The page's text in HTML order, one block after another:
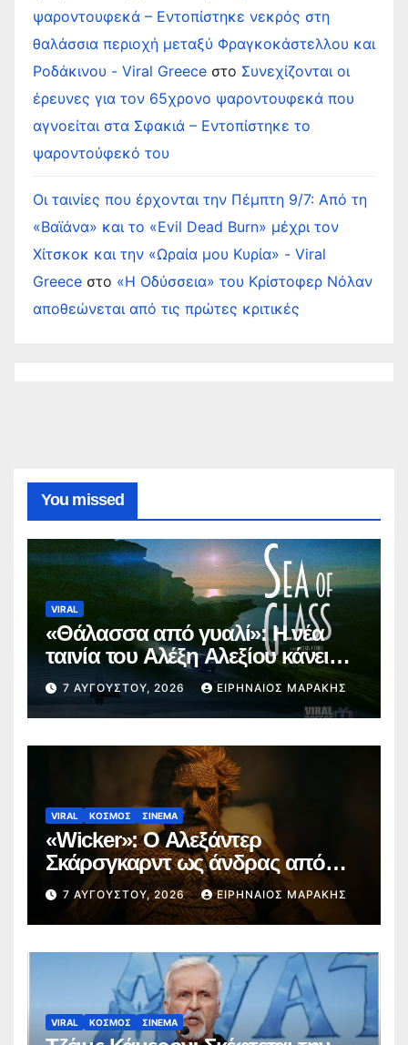
ψαροντουφεκά – Εντοπίστηκε νεκρός στη
θαλάσσια περιοχή μεταξύ Φραγκοκάστελλου και
Ροδάκινου - Viral Greece στο Συνεχίζονται οι
έρευνες για τον 65χρονο ψαροντουφεκά που
αγνοείται στα Σφακιά – Εντοπίστηκε το
ψαροντούφεκό του
Οι ταινίες που έρχονται την Πέμπτη 9/7: Από τη
«Βαϊάνα» και το «Evil Dead Burn» μέχρι τον
Χίτσκοκ και την «Ωραία μου Κυρία» - Viral
Greece στο «Η Οδύσσεια» του Κρίστοφερ Νόλαν
αποθεώνεται από τις πρώτες κριτικές
You missed
VIRAL
«Θάλασσα από γυαλί»: Η νέα
ταινία του Αλέξη Αλεξίου κάνει
παγκόσμια πρεμιέρα στο
Φεστιβάλ Εδιμβούργου
7 ΑΥΓΟΎΣΤΟΥ, 2026 ΕΙΡΗΝΑΊΟΣ ΜΑΡΆΚΗΣ
VIRAL ΚΟΣΜΟΣ ΣΙΝΕΜΑ
«Wicker»: Ο Αλεξάντερ
Σκάρσγκαρντ ως άνδρας από
ψάθα προκαλεί διαδικτυακή
φρενίτιδα (trailer)
7 ΑΥΓΟΎΣΤΟΥ, 2026 ΕΙΡΗΝΑΊΟΣ ΜΑΡΆΚΗΣ
VIRAL ΚΟΣΜΟΣ ΣΙΝΕΜΑ